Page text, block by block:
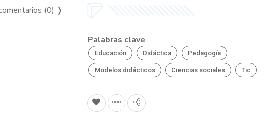
(0) ❭
Palabras clave
Educación Didáctica Pedagogía
Modelos didácticos Ciencias sociales Tic